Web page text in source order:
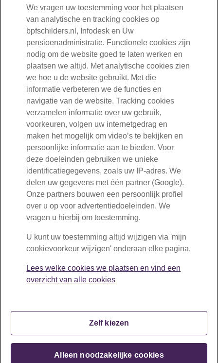
premievrije voortzetting van de pensioenopbouw. Hij betaalt
dan geen of minder premie terwijl hij wel (gedeeltelijk)
pensioen opbouwt.
Lees meer over arbeidsongeschiktheid
Pensioenpremie
De pensioenpremie van uw werknemer betaalt u samen. Wat
gebeurt er met de ingelegde premie en wat zijn de
verschillende premiepercentages en –variabelen?
Lees meer over pensioenpremie
Voordelen collectief pensioen
pensioen op te bouwen bij BPF Schilders. Maar wat zijn nu
de voordelen?
Lees meer over de voordelen
Copyright © BPF Schilders 2026
We vragen uw toestemming voor het plaatsen
van analytische en tracking cookies op
bpfschilders.nl, Infodesk en Uw
pensioenadministratie. Functionele cookies zijn
nodig om de website goed te laten werken en
plaatsen we altijd. Met analytische cookies zien
we hoe u de website gebruikt. Met die
informatie verbeteren we de functies en
navigatie van de website. Tracking cookies
verzamelen informatie over uw gebruik,
voorkeuren, volgen uw internetgedrag en
maken het mogelijk om video’s te bekijken en
persoonlijke informatie aan te bieden. Voor
deze doeleinden gebruiken we unieke
identificatiegegevens, zoals uw IP-adres. We
delen uw gegevens met één partner (Google).
Onze partners bouwen een persoonlijk profiel
over u op voor advertentiedoeleinden. We
vragen u hierbij om toestemming.
U kunt uw toestemming altijd wijzigen via 'mijn
cookievoorkeur wijzigen' onderaan elke pagina.
Lees welke cookies we plaatsen en vind een
overzicht van alle cookies
Zelf kiezen
Alleen noodzakelijke cookies